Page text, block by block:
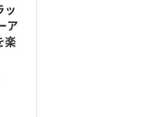
ッ
ア
楽